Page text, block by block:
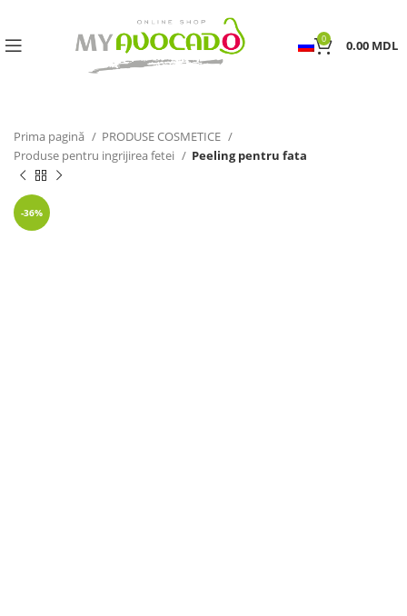
0 0.00 MDL
Prima pagină
PRODUSE COSMETICE
Produse pentru ingrijirea fetei
Peeling pentru fata
-36%